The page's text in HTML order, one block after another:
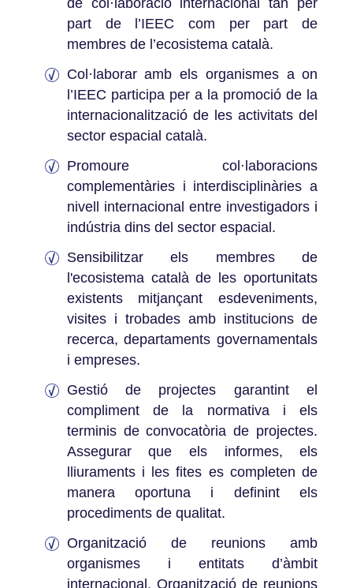
de col·laboració internacional tan per
part de l’IEEC com per part de
membres de l’ecosistema català.
Col·laborar amb els organismes a on
l’IEEC participa per a la promoció de la
internacionalització de les activitats del
sector espacial català.
Promoure col·laboracions
complementàries i interdisciplinàries a
nivell internacional entre investigadors i
indústria dins del sector espacial.
Sensibilitzar els membres de
l'ecosistema català de les oportunitats
existents mitjançant esdeveniments,
visites i trobades amb institucions de
recerca, departaments governamentals
i empreses.
Gestió de projectes garantint el
compliment de la normativa i els
terminis de convocatòria de projectes.
Assegurar que els informes, els
lliuraments i les fites es completen de
manera oportuna i definint els
procediments de qualitat.
Organització de reunions amb
organismes i entitats d’àmbit
internacional. Organització de reunions